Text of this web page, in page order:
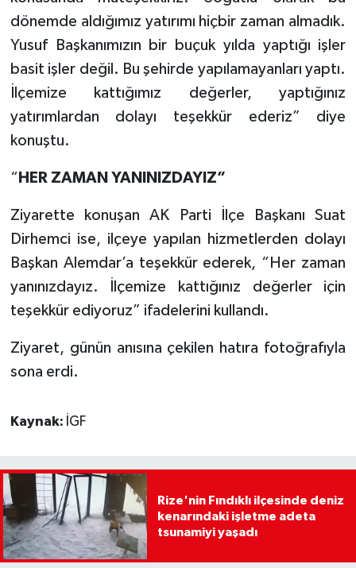
dönemde aldığımız yatırımı hiçbir zaman almadık.
Yusuf Başkanımızın bir buçuk yılda yaptığı işler
basit işler değil. Bu şehirde yapılamayanları yaptı.
İlçemize kattığımız değerler, yaptığınız
yatırımlardan dolayı teşekkür ederiz” diye
konuştu.
“ HER ZAMAN YANINIZDAYIZ”
Ziyarette konuşan AK Parti İlçe Başkanı Suat
Dirhemci ise, ilçeye yapılan hizmetlerden dolayı
Başkan Alemdar’a teşekkür ederek, “Her zaman
yanınızdayız. İlçemize kattığınız değerler için
teşekkür ediyoruz” ifadelerini kullandı.
Ziyaret, günün anısına çekilen hatıra fotoğrafıyla
sona erdi.
Kaynak: İGF
Rize'nin Fındıklı ilçesinde deniz
kenarındaki işletme adeta
tsunamiyi yaşadı